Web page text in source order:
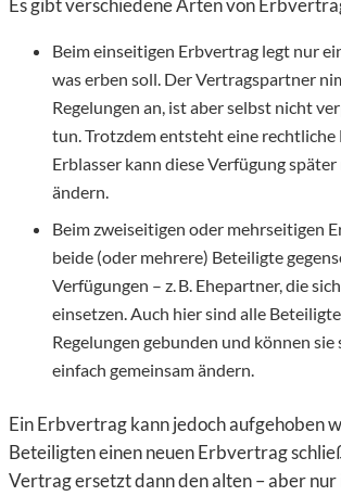
Es gibt verschiedene Arten von
Beim einseitigen Erbvertrag legt nur
was erben soll. Der Vertragspartner
Regelungen an, ist aber selbst nicht
tun. Trotzdem entsteht eine rechtliche
Erblasser kann diese Verfügung
ändern.
Beim zweiseitigen oder mehrseitigen
beide (oder mehrere) Beteiligte
Verfügungen – z. B. Ehepartner, die
einsetzen. Auch hier sind alle
Regelungen gebunden und können
einfach gemeinsam ändern.
Ein Erbvertrag kann jedoch aufgehoben
Beteiligten einen neuen Erbvertrag
Vertrag ersetzt dann den alten – aber nur